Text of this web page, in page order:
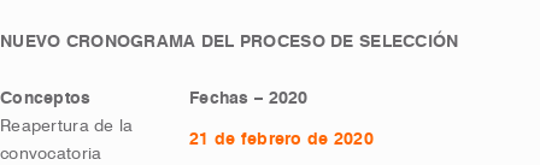
NUEVO CRONOGRAMA DEL PROCESO DE SELECCIÓN
Conceptos
Fechas – 2020
Reapertura de la
convocatoria
21 de febrero de 2020